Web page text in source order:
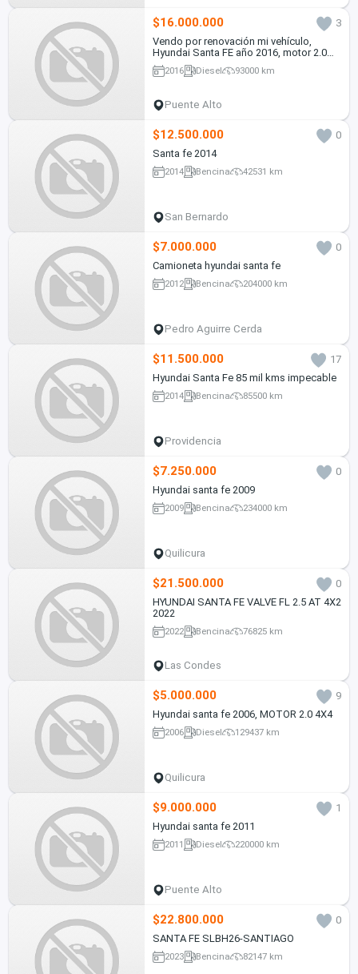
$16.000.000
3
Vendo por renovación mi vehículo,
Hyundai Santa FE año 2016, motor 2.0
Diesel, Automático, tracción 4x2.wd.
2016 Diesel 93000 km
Puente Alto
$12.500.000
0
Santa fe 2014
2014 Bencina 42531 km
San Bernardo
$7.000.000
0
Camioneta hyundai santa fe
2012 Bencina 204000 km
Pedro Aguirre Cerda
$11.500.000
17
Hyundai Santa Fe 85 mil kms impecable
2014 Bencina 85500 km
Providencia
$7.250.000
0
Hyundai santa fe 2009
2009 Bencina 234000 km
Quilicura
$21.500.000
0
HYUNDAI SANTA FE VALVE FL 2.5 AT 4X2
2022
2022 Bencina 76825 km
Las Condes
$5.000.000
9
Hyundai santa fe 2006, MOTOR 2.0 4X4
2006 Diesel 129437 km
Quilicura
$9.000.000
1
Hyundai santa fe 2011
2011 Diesel 220000 km
Puente Alto
$22.800.000
0
SANTA FE SLBH26-SANTIAGO
2023 Bencina 82147 km